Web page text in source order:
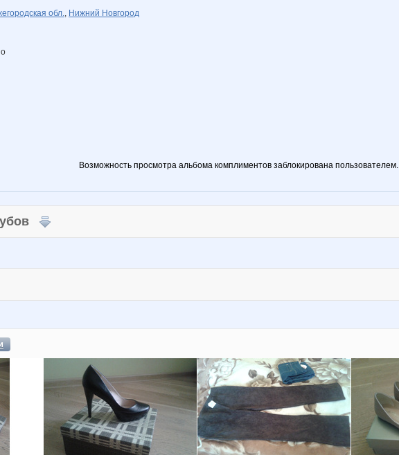
обл., Нижний Новгород
Возможность просмотра альбома комплиментов заблокирована пользователем.